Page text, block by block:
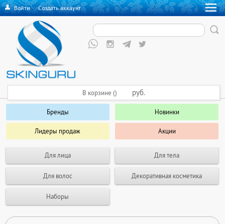
Войти·Создать аккаунт
Бренды Новинки
Лидеры продаж Акции
Для лица Для тела
Для волос Декоративная косметика
Наборы
В корзине () руб.